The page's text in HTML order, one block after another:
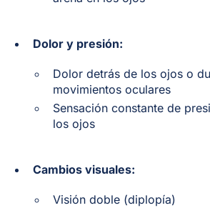
Dolor y presión:
Dolor detrás de los ojos o
movimientos oculares
Sensación constante de
los ojos
Cambios visuales:
Visión doble (diplopía)